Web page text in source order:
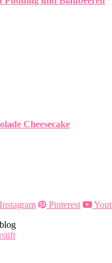
Cheesecake
Instagram Pinterest